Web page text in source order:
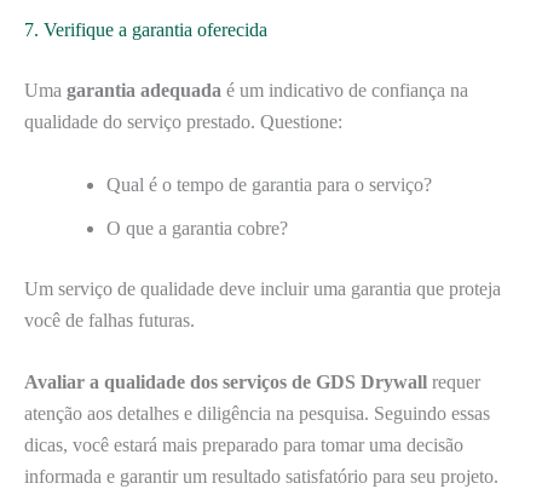
7. Verifique a garantia oferecida
Uma garantia adequada é um indicativo de confiança na
qualidade do serviço prestado. Questione:
Qual é o tempo de garantia para o serviço?
O que a garantia cobre?
Um serviço de qualidade deve incluir uma garantia que proteja
você de falhas futuras.
Avaliar a qualidade dos serviços de GDS Drywall requer
atenção aos detalhes e diligência na pesquisa. Seguindo essas
dicas, você estará mais preparado para tomar uma decisão
informada e garantir um resultado satisfatório para seu projeto.